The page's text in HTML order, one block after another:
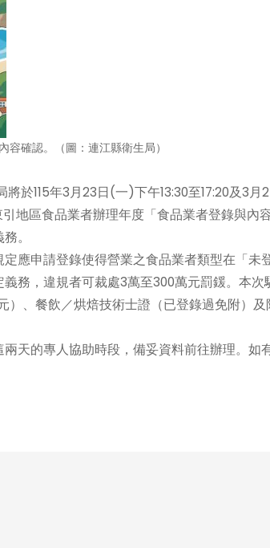
確認。（圖：連江縣衛生局）
於115年3月23日(一)下午13:30至17:20及3月
地區食品業者辦理年度「食品業者登錄與內
。
應申請登錄使得營業之食品業者類型在「未
務，違規者可裁處3萬至300萬元罰鍰。本次
、餐飲／烘焙技術士證（已登錄過免附）及
天的專人協助時段，備妥資料前往辦理。如